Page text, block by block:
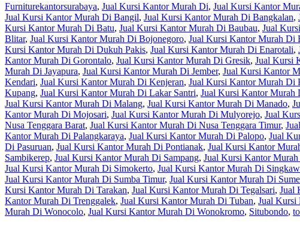
Furniturekantorsurabaya, Jual Kursi Kantor Murah Di, Jual Kursi Kantor
Jual Kursi Kantor Murah Di Bangil, Jual Kursi Kantor Murah Di Bangkalan,
Kursi Kantor Murah Di Batu, Jual Kursi Kantor Murah Di Baubau, Jual
Blitar, Jual Kursi Kantor Murah Di Bojonegoro, Jual Kursi Kantor Murah Di
Kursi Kantor Murah Di Dukuh Pakis, Jual Kursi Kantor Murah Di Enarotali,
Kantor Murah Di Gorontalo, Jual Kursi Kantor Murah Di Gresik, Jual Kursi
Murah Di Jayapura, Jual Kursi Kantor Murah Di Jember, Jual Kursi Kantor
Kendari, Jual Kursi Kantor Murah Di Kenjeran, Jual Kursi Kantor Murah Di
Kupang, Jual Kursi Kantor Murah Di Lakar Santri, Jual Kursi Kantor Murah
Jual Kursi Kantor Murah Di Malang, Jual Kursi Kantor Murah Di Manado,
Kantor Murah Di Mojosari, Jual Kursi Kantor Murah Di Mulyorejo, Jual
Nusa Tenggara Barat, Jual Kursi Kantor Murah Di Nusa Tenggara Timur,
Kantor Murah Di Palangkaraya, Jual Kursi Kantor Murah Di Palopo, Jual
Di Pasuruan, Jual Kursi Kantor Murah Di Pontianak, Jual Kursi Kantor
Sambikerep, Jual Kursi Kantor Murah Di Sampang, Jual Kursi Kantor Murah
Jual Kursi Kantor Murah Di Simokerto, Jual Kursi Kantor Murah Di
Jual Kursi Kantor Murah Di Sumba Timur, Jual Kursi Kantor Murah Di
Kursi Kantor Murah Di Tarakan, Jual Kursi Kantor Murah Di Tegalsari, Jual
Kantor Murah Di Trenggalek, Jual Kursi Kantor Murah Di Tuban, Jual Kursi
Murah Di Wonocolo, Jual Kursi Kantor Murah Di Wonokromo, Situbondo,